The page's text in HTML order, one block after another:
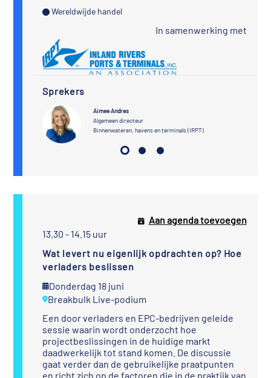
Wereldwijde handel
In samenwerking met
Sprekers
Aimee Andres
Algemeen directeur
Binnenwateren, havens en terminals (IRPT)
13.30 - 14.15 uur
Wat levert nu eigenlijk opdrachten op? Hoe
verladers beslissen
Donderdag 18 juni
Breakbulk Live-podium
Aan agenda toevoegen
Een door verladers en EPC-bedrijven geleide
sessie waarin wordt onderzocht hoe
projectbeslissingen in de huidige markt
daadwerkelijk tot stand komen. De discussie
gaat verder dan de gebruikelijke praatpunten
en richt zich op de factoren die in de praktijk van